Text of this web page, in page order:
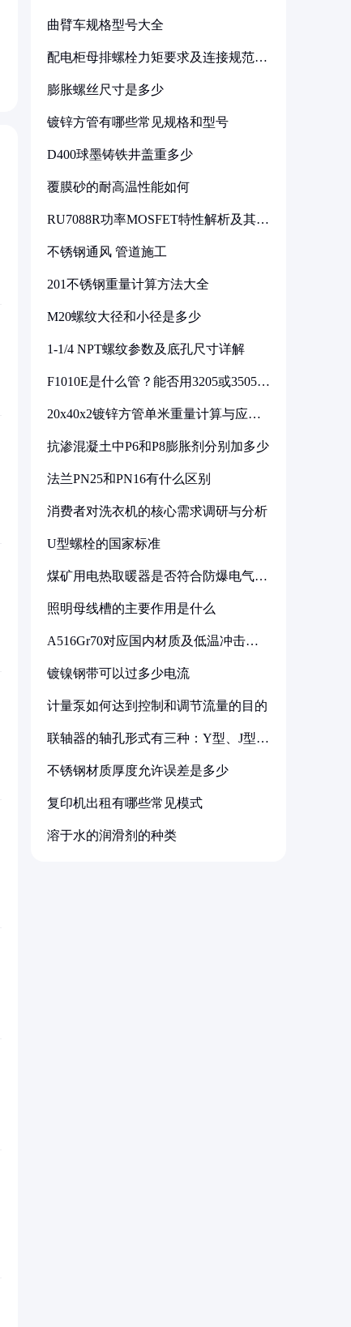
曲臂车规格型号大全
配电柜母排螺栓力矩要求及连接规范详
膨胀螺丝尺寸是多少
镀锌方管有哪些常见规格和型号
D400球墨铸铁井盖重多少
覆膜砂的耐高温性能如何
RU7088R功率MOSFET特性解析及其在
不锈钢通风 管道施工
201不锈钢重量计算方法大全
M20螺纹大径和小径是多少
1-1/4 NPT螺纹参数及底孔尺寸详解
F1010E是什么管？能否用3205或3505代
20x40x2镀锌方管单米重量计算与应用
抗渗混凝土中P6和P8膨胀剂分别加多少
法兰PN25和PN16有什么区别
消费者对洗衣机的核心需求调研与分析
U型螺栓的国家标准
煤矿用电热取暖器是否符合防爆电气设
照明母线槽的主要作用是什么
A516Gr70对应国内材质及低温冲击要
镀镍钢带可以过多少电流
计量泵如何达到控制和调节流量的目的
联轴器的轴孔形式有三种：Y型、J型、
不锈钢材质厚度允许误差是多少
复印机出租有哪些常见模式
溶于水的润滑剂的种类